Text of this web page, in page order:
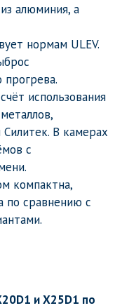
алюминия, а
нормам ULEV.
прогрева.
использования
В камерах
с
компактна,
по сравнению с
и X25D1 по